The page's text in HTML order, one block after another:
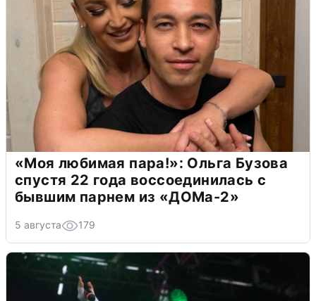
«Моя любимая пара!»: Ольга Бузова
спустя 22 года воссоединилась с
бывшим парнем из «ДОМа-2»
5 августа 179